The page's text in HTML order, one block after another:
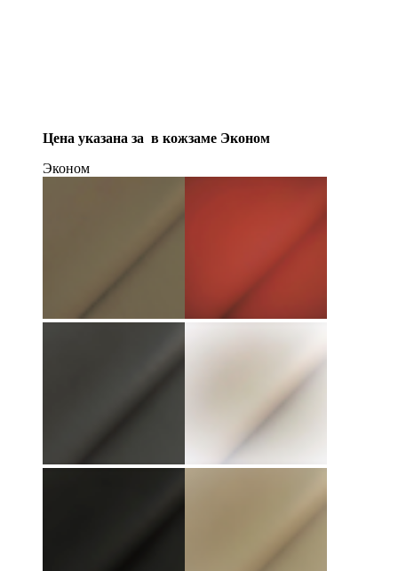
Цена указана за в кожзаме Эконом
Эконом